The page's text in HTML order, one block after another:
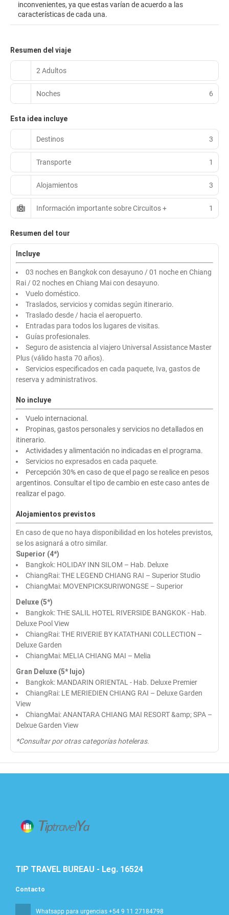
inconvenientes, ya que estas varían de acuerdo a las
características de cada una.
Resumen del viaje
2 Adultos
Noches 6
Esta idea incluye
Destinos 3
Transporte 1
Alojamientos 3
Información importante sobre Circuitos + 1
Resumen del tour
Incluye
03 noches en Bangkok con desayuno / 01 noche en Chiang
Rai / 02 noches en Chiang Mai con desayuno.
Vuelo doméstico.
Traslados, servicios y comidas según itinerario.
Traslado desde / hacia el aeropuerto.
Entradas para todos los lugares de visitas.
Guías profesionales.
Seguro de asistencia al viajero Universal Assistance Master
Plus (válido hasta 70 años).
Servicios especificados en cada paquete, Iva, gastos de
reserva y administrativos.
No incluye
Vuelo internacional.
Propinas, gastos personales y servicios no detallados en
itinerario.
Actividades y alimentación no indicadas en el programa.
Servicios no expresados en cada paquete.
Percepción 30% en caso de que el pago se realice en pesos
argentinos. Consultar el tipo de cambio en este caso antes de
realizar el pago.
Alojamientos previstos
En caso de que no haya disponibilidad en los hoteles previstos,
se los asignará a otro similar.
Superior (4*)
Bangkok: HOLIDAY INN SILOM – Hab. Deluxe
ChiangRai: THE LEGEND CHIANG RAI – Superior Studio
ChiangMai: MOVENPICKSURIWONGSE – Superior
Deluxe (5*)
Bangkok: THE SALIL HOTEL RIVERSIDE BANGKOK - Hab.
Deluxe Pool View
ChiangRai: THE RIVERIE BY KATATHANI COLLECTION –
Deluxe Garden
ChiangMai: MELIA CHIANG MAI – Melia
Gran Deluxe (5* lujo)
Bangkok: MANDARIN ORIENTAL - Hab. Deluxe Premier
ChiangRai: LE MERIEDIEN CHIANG RAI – Deluxe Garden
View
ChiangMai: ANANTARA CHIANG MAI RESORT &amp; SPA –
Delxue Garden View
*Consultar por otras categorías hoteleras.
TIP TRAVEL BUREAU - Leg. 16524
Contacto
Whatsapp para urgencias +54 9 11 27184798